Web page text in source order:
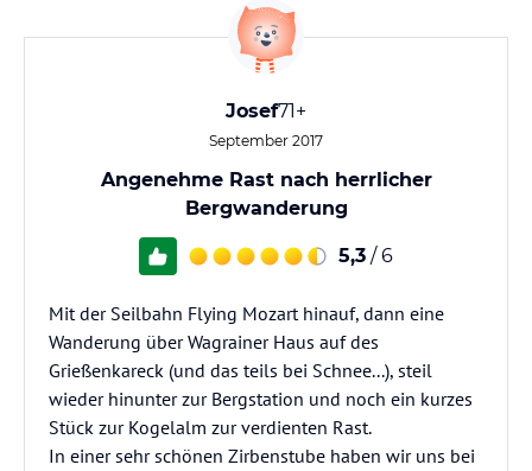
Josef71+
September 2017
Angenehme Rast nach herrlicher
Bergwanderung
5,3 / 6
Mit der Seilbahn Flying Mozart hinauf, dann eine
Wanderung über Wagrainer Haus auf des
Grießenkareck (und das teils bei Schnee...), steil
wieder hinunter zur Bergstation und noch ein kurzes
Stück zur Kogelalm zur verdienten Rast.
In einer sehr schönen Zirbenstube haben wir uns bei